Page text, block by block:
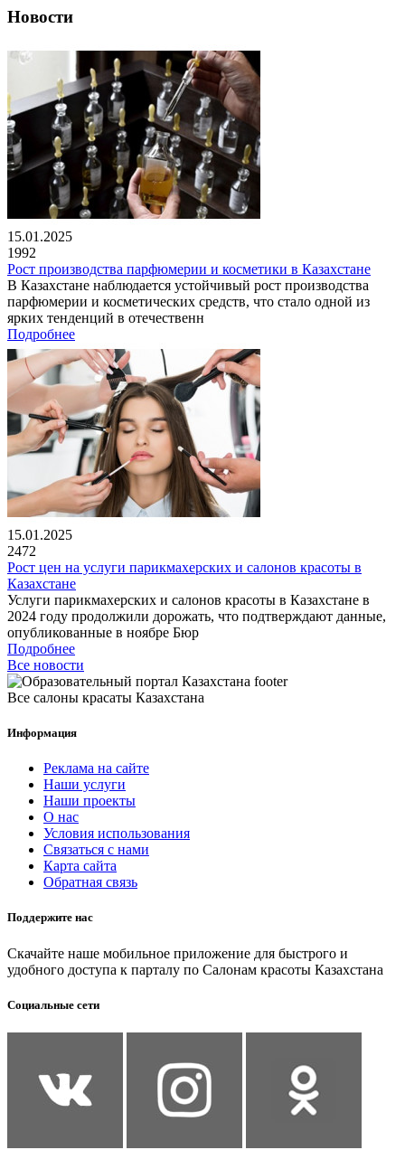
Новости
15.01.2025
1992
Рост производства парфюмерии и косметики в Казахстане
В Казахстане наблюдается устойчивый рост производства
парфюмерии и косметических средств, что стало одной из
ярких тенденций в отечественн
Подробнее
15.01.2025
2472
Рост цен на услуги парикмахерских и салонов красоты в
Казахстане
Услуги парикмахерских и салонов красоты в Казахстане в
2024 году продолжили дорожать, что подтверждают данные,
опубликованные в ноябре Бюр
Подробнее
Все новости
Все салоны красаты Казахстана
Информация
Реклама на сайте
Наши услуги
Наши проекты
О нас
Условия использования
Связаться с нами
Карта сайта
Обратная связь
Поддержите нас
Скачайте наше мобильное приложение для быстрого и
удобного доступа к парталу по Салонам красоты Казахстана
Социальные сети